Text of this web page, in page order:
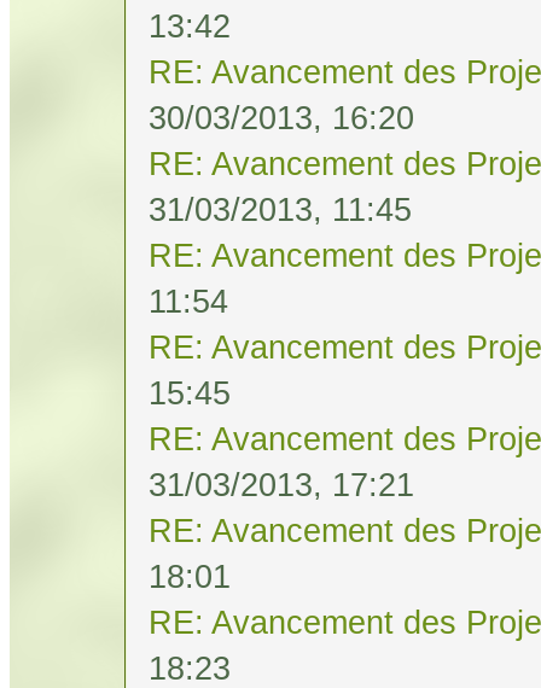
13:42
RE: Avancement des
30/03/2013, 16:20
RE: Avancement des
31/03/2013, 11:45
RE: Avancement des
11:54
RE: Avancement des
15:45
RE: Avancement des
31/03/2013, 17:21
RE: Avancement des
18:01
RE: Avancement des
18:23